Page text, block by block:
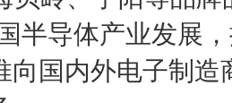
半导体产业发展
向国内外电子制